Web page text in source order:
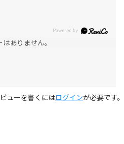
はありません。
ューを書くにはログインが必要です。